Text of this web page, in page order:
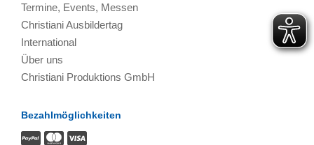
Termine, Events, Messen
Christiani Ausbildertag
International
Über uns
Christiani Produktions GmbH
Bezahlmöglichkeiten